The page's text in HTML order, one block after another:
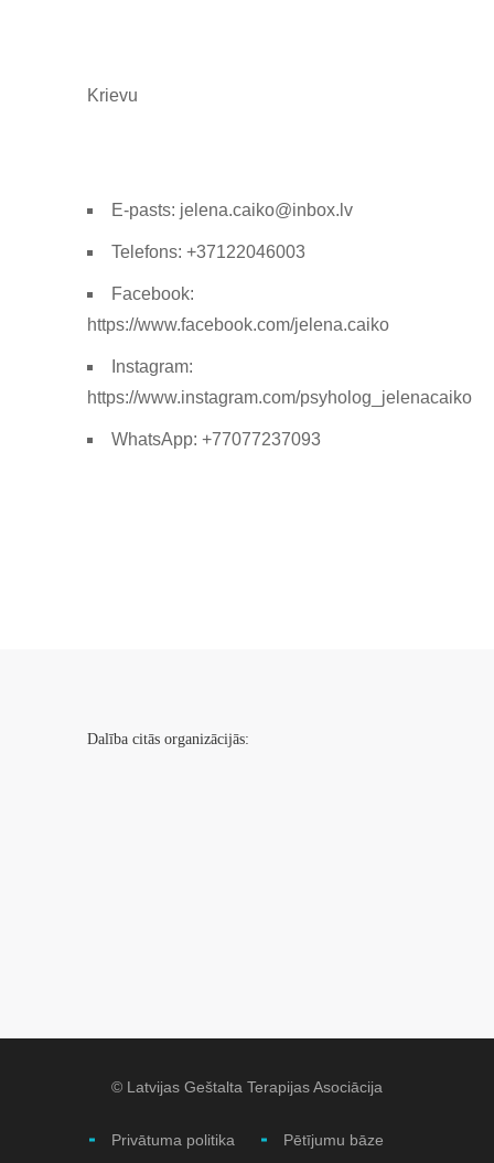
Krievu
E-pasts: jelena.caiko@inbox.lv
Telefons: +37122046003
Facebook:
https://www.facebook.com/jelena.caiko
Instagram:
https://www.instagram.com/psyholog_jelenacaiko
WhatsApp: +77077237093
Dalība citās organizācijās:
© Latvijas Geštalta Terapijas Asociācija
Privātuma politika Pētījumu bāze